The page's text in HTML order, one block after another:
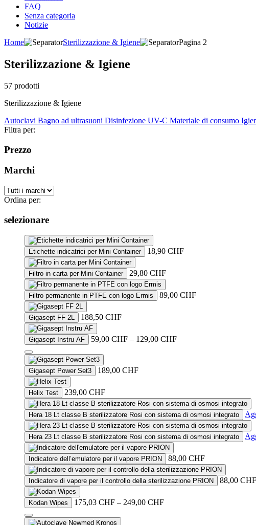
FAQ
Senza categoria
Notizie
Home
Sterilizzazione & Igiene Pagina 2
Sterilizzazione & Igiene
57 prodotti
Sterilizzazione & Igiene
Autoclavi Bagno ad ultrasuoni Disinfezione UV-C Materiale di consumo
Filtra per:
Prezzo
Marchi
Ordina per:
selezionare
Etichette indicatrici per Mini Container 18,90 CHF
Filtro in carta per Mini Container 29,80 CHF
Filtro permanente in PTFE con logo Ermis 89,00 CHF
Gigasept FF 2L 188,50 CHF
Gigasept Instru AF 59,00 CHF – 129,00 CHFPrice
This
product
has
multiple
variants.
The
options
may
be
chosen
on
the
product
page
Gigasept Power Set3 189,00 CHF
Helix Test 239,00 CHF
Hera 18 Lt classe B sterilizzatore Rosi con sistema di osmosi integrato
Hera 23 Lt classe B sterilizzatore Rosi con sistema di osmosi integrato
Indicatore dell’emulatore per il vapore PRION 88,00 CHF
Indicatore di vapore per il controllo della sterilizzazione PRION 88,00 CHF
Kodan Wipes 175,03 CHF – 249,00 CHFPrice
This